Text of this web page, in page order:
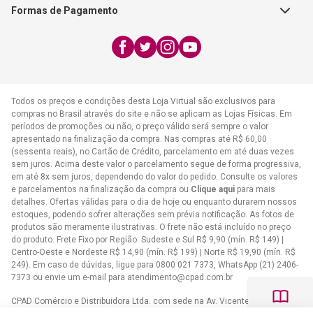
WhatsApp:
atendimento@cpad.com.br
Formas de Pagamento
Todos os preços e condições desta Loja Virtual são exclusivos para
compras no Brasil através do site e não se aplicam as Lojas Físicas. Em
períodos de promoções ou não, o preço válido será sempre o valor
apresentado na finalização da compra. Nas compras até R$ 60,00
(sessenta reais), no Cartão de Crédito, parcelamento em até duas vezes
sem juros. Acima deste valor o parcelamento segue de forma progressiva,
em até 8x sem juros, dependendo do valor do pedido. Consulte os valores
e parcelamentos na finalização da compra ou Clique aqui para mais
detalhes. Ofertas válidas para o dia de hoje ou enquanto durarem nossos
estoques, podendo sofrer alterações sem prévia notificação. As fotos de
produtos são meramente ilustrativas. O frete não está incluído no preço
do produto. Frete Fixo por Região: Sudeste e Sul R$ 9,90 (mín. R$ 149) |
Centro-Oeste e Nordeste R$ 14,90 (mín. R$ 199) | Norte R$ 19,90 (mín. R$
249). Em caso de dúvidas, ligue para 0800 021 7373, WhatsApp (21) 2406-
7373 ou envie um e-mail para atendimento@cpad.com.br
CPAD Comércio e Distribuidora Ltda. com sede na Av. Vicente de Carvalho,